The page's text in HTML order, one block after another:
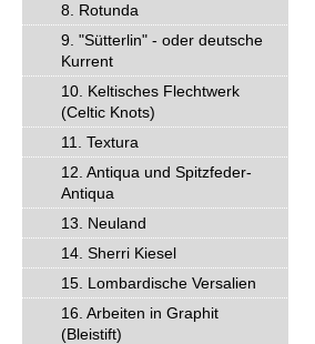
8. Rotunda
9. "Sütterlin" - oder deutsche
Kurrent
10. Keltisches Flechtwerk
(Celtic Knots)
11. Textura
12. Antiqua und Spitzfeder-
Antiqua
13. Neuland
14. Sherri Kiesel
15. Lombardische Versalien
16. Arbeiten in Graphit
(Bleistift)